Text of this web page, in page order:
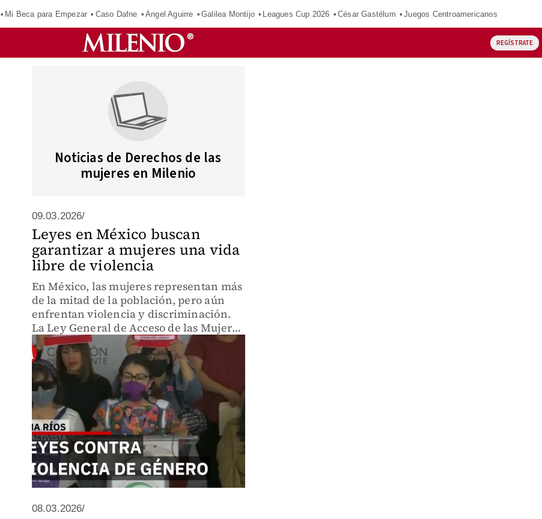
Mi Beca para Empezar Caso Dafne Ángel Aguirre Galilea Montijo Leagues Cup 2026 César Gastélum Juegos Centroamericanos
REGÍSTRATE
Noticias de Derechos de las
mujeres en Milenio
09.03.2026/
Leyes en México buscan
garantizar a mujeres una vida
libre de violencia
En México, las mujeres representan más
de la mitad de la población, pero aún
enfrentan violencia y discriminación.
La Ley General de Acceso de las Mujeres
a una Vida Libre de Violencia establece
mecanismos para proteger sus derechos.
08.03.2026/